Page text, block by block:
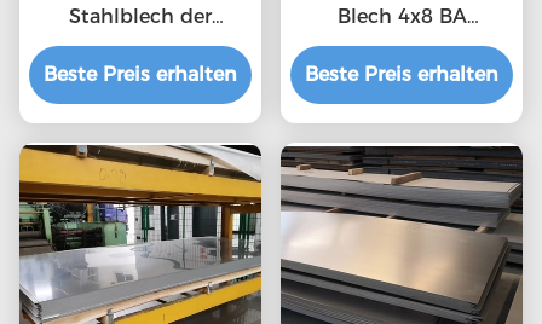
Stahlblech der
Spiegel-polierten
Oberfläche 0.15mm
HL
Beste Preis erhalten
Blech 4x8 BA
Endeschnitt 1000mm
Breite zurecht
Beste Preis erhalten